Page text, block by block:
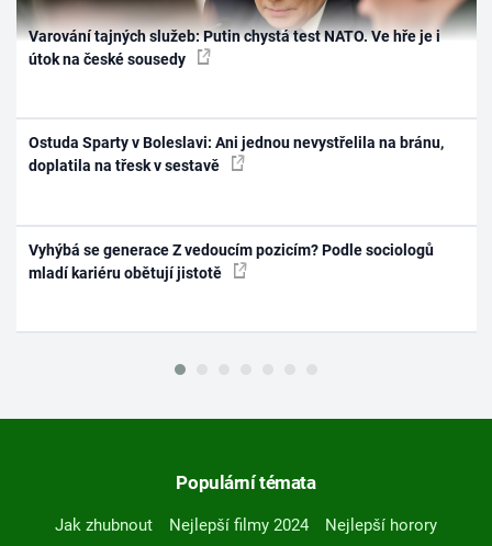
Varování tajných služeb: Putin chystá test NATO. Ve hře je i
útok na české sousedy
Ostuda Sparty v Boleslavi: Ani jednou nevystřelila na bránu,
doplatila na třesk v sestavě
Vyhýbá se generace Z vedoucím pozicím? Podle sociologů
mladí kariéru obětují jistotě
Populární témata
Jak zhubnout Nejlepší filmy 2024
Nejlepší horory